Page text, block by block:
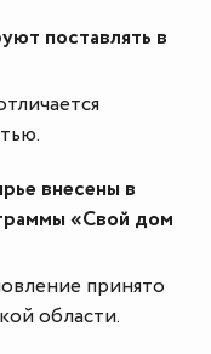
поставлять в
внесены в
«Свой дом
принято
области.